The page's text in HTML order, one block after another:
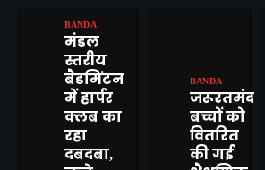
BANDA
मंडल
स्तरीय
बैडमिंटन
में हार्पर
क्लब का
रहा
दबदबा,
BANDA
जरूरतमंद
बच्चों को
वितरित
की गई
वर्षों से जमे भ्रष्ट
के निलंबन,
सीबीआई जांच की
Mitesh Kumar
दिव्यांगजन
पहल, बबेरू ब्लॉक